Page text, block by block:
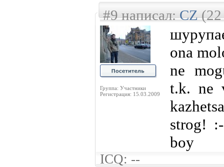
#9 написал:CZ(22
Группа: Участники
Регистрация: 15.03.2009
ona
ne
t.k. ne
strog!
boy
ICQ: --